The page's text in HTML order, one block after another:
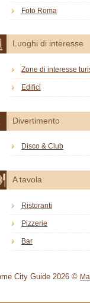
Foto Roma
Luoghi di interesse
Zone di interesse
Edifici
Divertimento
Disco & Club
A tavola
Ristoranti
Pizzerie
Bar
City Guide 2026 ©